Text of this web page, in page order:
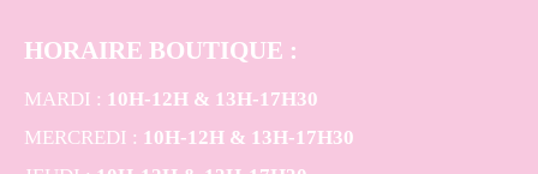
HORAIRE BOUTIQUE :
MARDI : 10H-12H & 13H-17H30
MERCREDI : 10H-12H & 13H-17H30